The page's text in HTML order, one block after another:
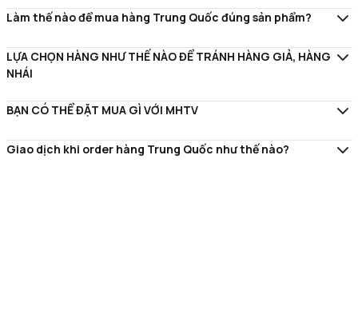
Làm thế nào để mua hàng Trung Quốc đúng sản phẩm?
LỰA CHỌN HÀNG NHƯ THẾ NÀO ĐỂ TRÁNH HÀNG GIẢ, HÀNG
NHÁI
BẠN CÓ THỂ ĐẶT MUA GÌ VỚI MHTV
Giao dịch khi order hàng Trung Quốc như thế nào?